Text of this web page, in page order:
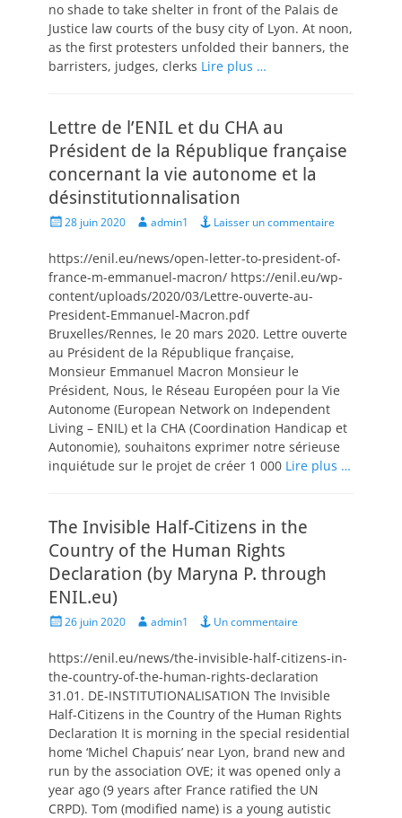
no shade to take shelter in front of the Palais de
Justice law courts of the busy city of Lyon. At noon,
as the first protesters unfolded their banners, the
barristers, judges, clerks Lire plus …
Lettre de l’ENIL et du CHA au
Président de la République française
concernant la vie autonome et la
désinstitutionnalisation
Posted28 juin 2020 Author
admin1 Laisser un commentaire
https://enil.eu/news/open-letter-to-president-of-
france-m-emmanuel-macron/ https://enil.eu/wp-
content/uploads/2020/03/Lettre-ouverte-au-
President-Emmanuel-Macron.pdf
Bruxelles/Rennes, le 20 mars 2020. Lettre ouverte
au Président de la République française,
Monsieur Emmanuel Macron Monsieur le
Président, Nous, le Réseau Européen pour la Vie
Autonome (European Network on Independent
Living – ENIL) et la CHA (Coordination Handicap et
Autonomie), souhaitons exprimer notre sérieuse
inquiétude sur le projet de créer 1 000 Lire plus …
The Invisible Half-Citizens in the
Country of the Human Rights
Declaration (by Maryna P. through
ENIL.eu)
Posted26 juin 2020 Author
admin1 Un commentaire
https://enil.eu/news/the-invisible-half-citizens-in-
the-country-of-the-human-rights-declaration
31.01. DE-INSTITUTIONALISATION The Invisible
Half-Citizens in the Country of the Human Rights
Declaration It is morning in the special residential
home ‘Michel Chapuis’ near Lyon, brand new and
run by the association OVE; it was opened only a
year ago (9 years after France ratified the UN
CRPD). Tom (modified name) is a young autistic